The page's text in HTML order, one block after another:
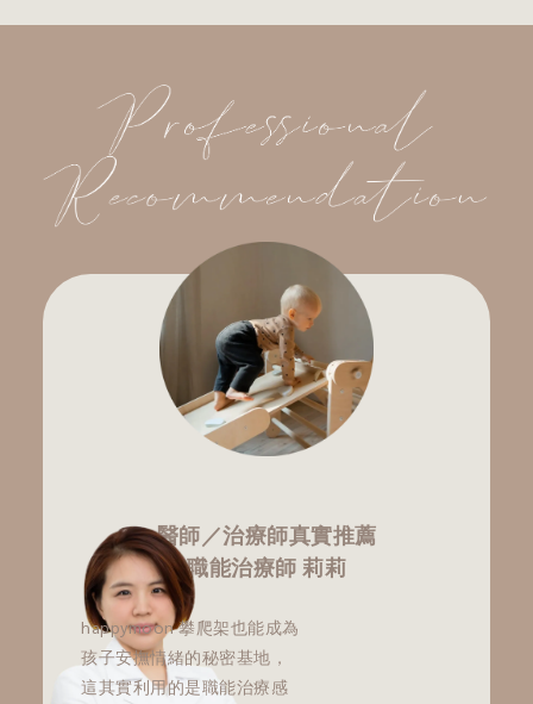
醫師／治療師真實推薦
職能治療師 莉莉
happymoon 攀爬架也能成為
孩子安撫情緒的秘密基地，
這其實利用的是職能治療感